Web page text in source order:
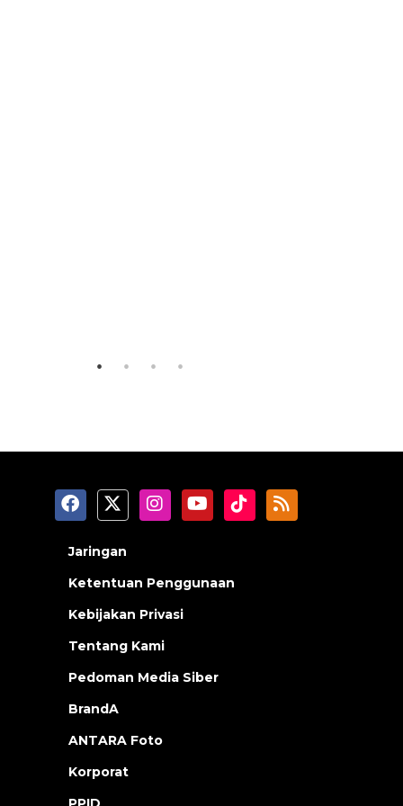
Jaringan
Ketentuan Penggunaan
Kebijakan Privasi
Tentang Kami
Pedoman Media Siber
BrandA
ANTARA Foto
Korporat